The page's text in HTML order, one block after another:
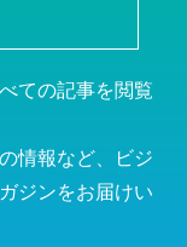
ての記事を閲覧
情報など、ビジ
ジンをお届けい